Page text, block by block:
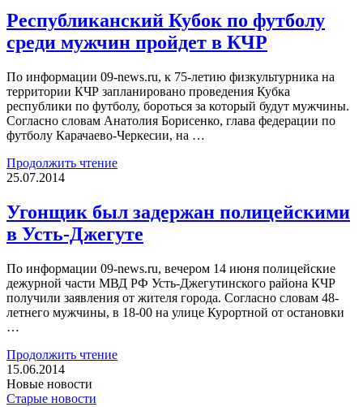
Республиканский Кубок по футболу
среди мужчин пройдет в КЧР
По информации 09-news.ru, к 75-летию физкультурника на
территории КЧР запланировано проведения Кубка
республики по футболу, бороться за который будут мужчины.
Согласно словам Анатолия Борисенко, глава федерации по
футболу Карачаево-Черкесии, на …
Продолжить чтение
25.07.2014
Угонщик был задержан полицейскими
в Усть-Джегуте
По информации 09-news.ru, вечером 14 июня полицейские
дежурной части МВД РФ Усть-Джегутинского района КЧР
получили заявления от жителя города. Согласно словам 48-
летнего мужчины, в 18-00 на улице Курортной от остановки
…
Продолжить чтение
15.06.2014
Новые новости
Старые новости